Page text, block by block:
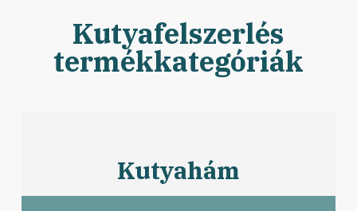
Kutyafelszerlés
termékkategóriák
Kutyahám